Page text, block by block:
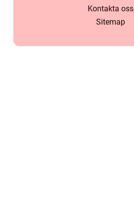
Kontakta oss
Sitemap